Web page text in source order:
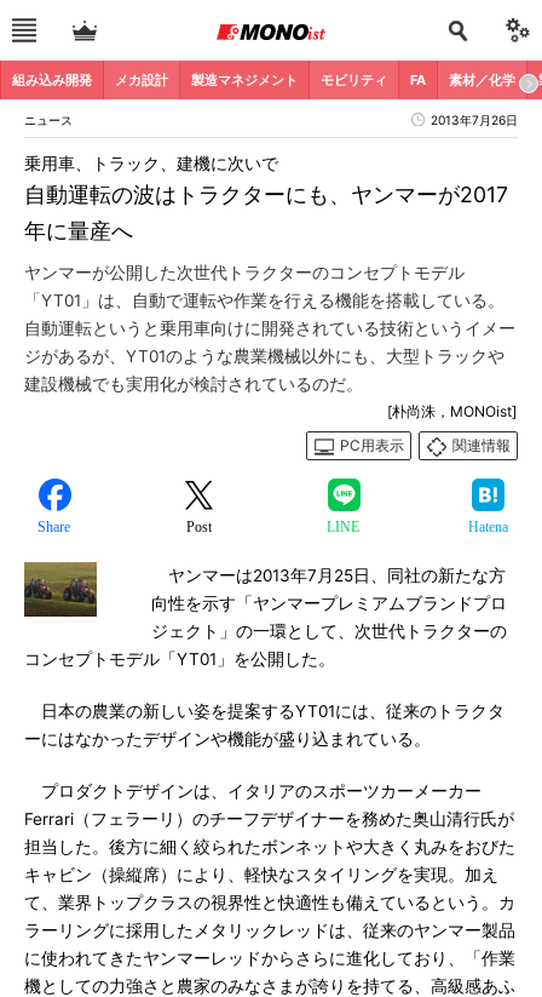
組み込み開発 メカ設計 製造マネジメント モビリティ FA 素材／化学
ニュース 2013年7月26日
自動運転の波はトラクターにも、ヤンマーが2017
年に量産へ
乗用車、トラック、建機に次いで
ヤンマーが公開した次世代トラクターのコンセプトモデル
「YT01」は、自動で運転や作業を行える機能を搭載している。
自動運転というと乗用車向けに開発されている技術というイメー
ジがあるが、YT01のような農業機械以外にも、大型トラックや
建設機械でも実用化が検討されているのだ。
[朴尚洙，MONOist]
PC用表示
関連情報
Share Post LINE Hatena
ヤンマーは2013年7月25日、同社の新たな方
向性を示す「ヤンマープレミアムブランドプロ
ジェクト」の一環として、次世代トラクターの
コンセプトモデル「YT01」を公開した。
日本の農業の新しい姿を提案するYT01には、従来のトラクタ
ーにはなかったデザインや機能が盛り込まれている。
プロダクトデザインは、イタリアのスポーツカーメーカー
Ferrari（フェラーリ）のチーフデザイナーを務めた奥山清行氏が
担当した。後方に細く絞られたボンネットや大きく丸みをおびた
キャビン（操縦席）により、軽快なスタイリングを実現。加え
て、業界トップクラスの視界性と快適性も備えているという。カ
ラーリングに採用したメタリックレッドは、従来のヤンマー製品
に使われてきたヤンマーレッドからさらに進化しており、「作業
機としての力強さと農家のみなさまが誇りを持てる、高級感あふ